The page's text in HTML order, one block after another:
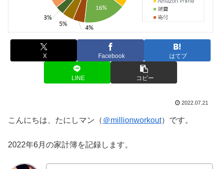
X Facebook はてブ
LINE コピー
2022.07.21
こんにちは、たにしマン（ ＠millionworkout）です。
2022年6月の家計簿を記録します。